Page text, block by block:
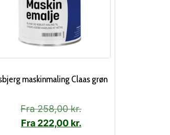
maskinmaling Claas grøn
Fra258,00kr.
Fra 222,00 kr.